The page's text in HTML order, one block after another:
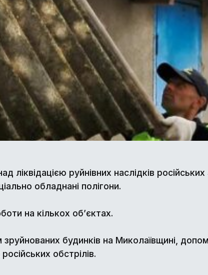
руйнівних наслідків
обладнані полігони.
на кількох об’єктах.
будинків на Миколаївщині,
обстрілів.